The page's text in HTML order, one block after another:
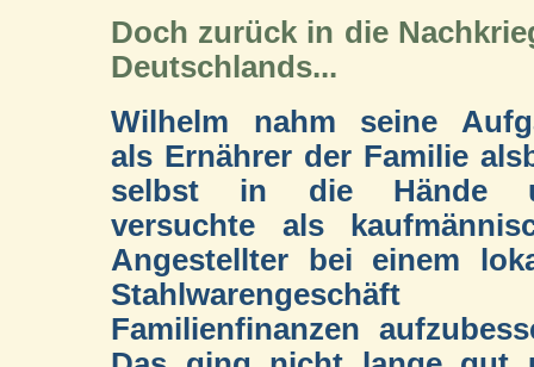
Doch zurück in die
Deutschlands...
Wilhelm nahm seine
als Ernährer der Familie
selbst in die Hände
versuchte als
Angestellter bei einem
Stahlwarengeschäft
Familienfinanzen